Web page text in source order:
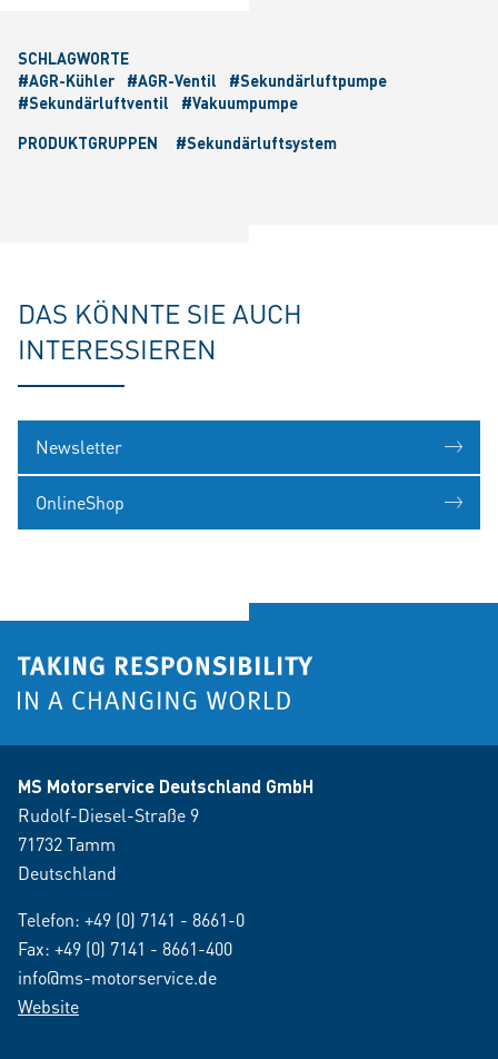
SCHLAGWORTE
#AGR-Kühler
#AGR-Ventil
#Sekundärluftpumpe
#Sekundärluftventil
#Vakuumpumpe
PRODUKTGRUPPEN
#Sekundärluftsystem
DAS KÖNNTE SIE AUCH
INTERESSIEREN
Newsletter
OnlineShop
MS Motorservice Deutschland GmbH
Rudolf-Diesel-Straße 9
71732 Tamm
Deutschland
Telefon: +49 (0) 7141 - 8661-0
Fax: +49 (0) 7141 - 8661-400
info@ms-motorservice.de
Website